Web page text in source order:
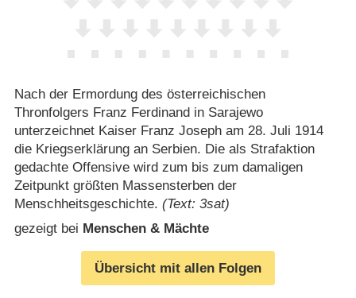
Nach der Ermordung des österreichischen
Thronfolgers Franz Ferdinand in Sarajewo
unterzeichnet Kaiser Franz Joseph am 28. Juli 1914
die Kriegserklärung an Serbien. Die als Strafaktion
gedachte Offensive wird zum bis zum damaligen
Zeitpunkt größten Massensterben der
Menschheitsgeschichte. (Text: 3sat)
gezeigt bei Menschen & Mächte
Übersicht mit allen Folgen